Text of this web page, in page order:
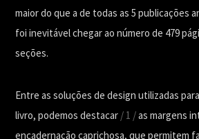
maior do que a de todas as 5 publicações
foi inevitável chegar ao número de 479
seções.
Entre as soluções de design utilizadas
livro, podemos destacar / 1 /as margens
encadernação caprichosa, que permitem